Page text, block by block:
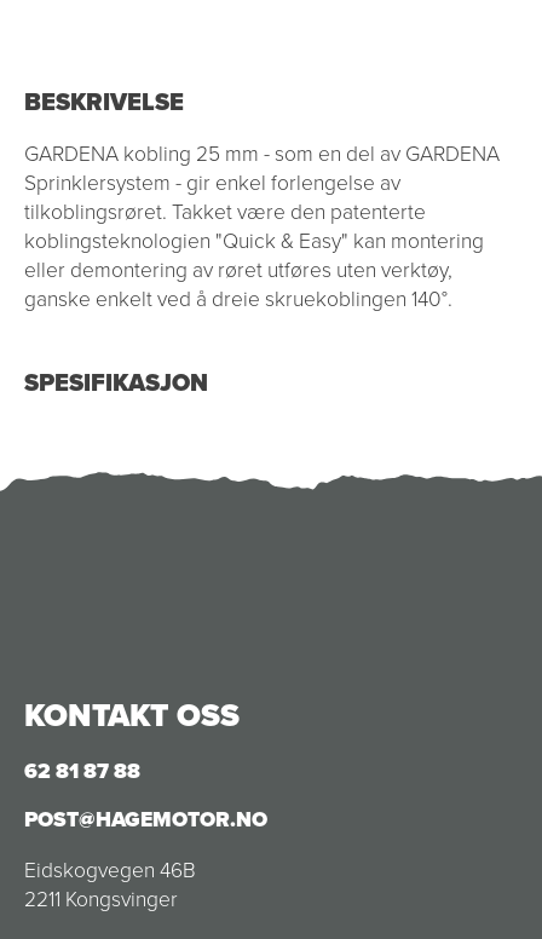
BESKRIVELSE
GARDENA kobling 25 mm - som en del av GARDENA
Sprinklersystem - gir enkel forlengelse av
tilkoblingsrøret. Takket være den patenterte
koblingsteknologien "Quick & Easy" kan montering
eller demontering av røret utføres uten verktøy,
ganske enkelt ved å dreie skruekoblingen 140°.
SPESIFIKASJON
KONTAKT OSS
62 81 87 88
POST@HAGEMOTOR.NO
Eidskogvegen 46B
2211 Kongsvinger